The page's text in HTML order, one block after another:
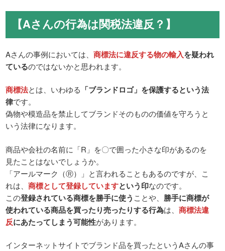
【Aさんの行為は関税法違反？】
Aさんの事例においては、商標法に違反する物の輸入を疑われ
ているのではないかと思われます。
商標法とは、いわゆる 「ブランドロゴ」を保護するという法
律です。
偽物や模造品を禁止してブランドそのものの価値を守ろうと
いう法律になります。
商品や会社の名前に「R」を〇で囲った小さな印があるのを
見たことはないでしょうか。
「アールマーク（Ⓡ）」と言われることもあるのですが、こ
れは、商標として登録していますという印なのです。
この登録されている商標を勝手に使う ことや、 勝手に商標が
使われている商品を買ったり売ったりする行為は、商標法違
反にあたってしまう可能性があります。
インターネットサイトでブランド品を買ったというAさんの事